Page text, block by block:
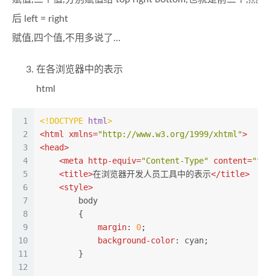
后 left = right
赋值,四个值,不用多说了…
在各浏览器中的表示
html
1
2
3
4
5
6
7
8
9
10
11
12
<!DOCTYPE html>
<html xmlns="http://www.w3.org/1999/xhtml">
<head>
<meta http-equiv="Content-Type" content=
<title>在浏览器开发人员工具中的表示</title>
<style>
body
        {
margin: 0;
background-color: cyan;
        }